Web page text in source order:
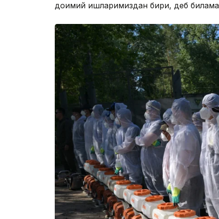
доимий ишларимиздан бири, деб